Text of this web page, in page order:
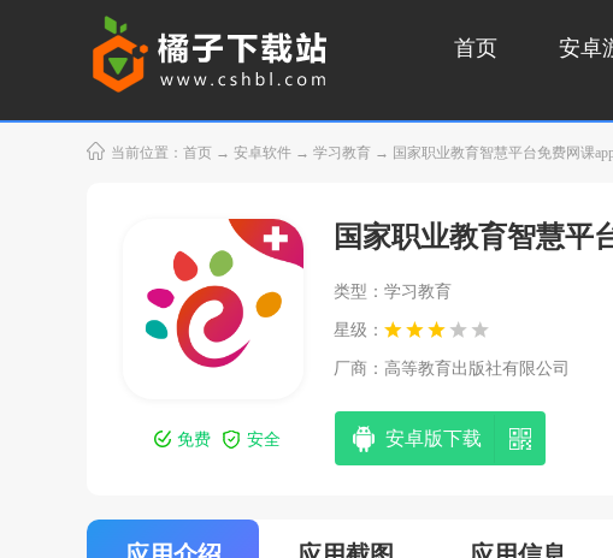
首页 安卓
当前位置： 首页 → 安卓软件 → 学习教育 → 国家职业教育智慧平台免费网课
国家职业教育智慧平
类型：学习教育
星级：
厂商： 高等教育出版社有限公司
免费 安全 安卓版下载